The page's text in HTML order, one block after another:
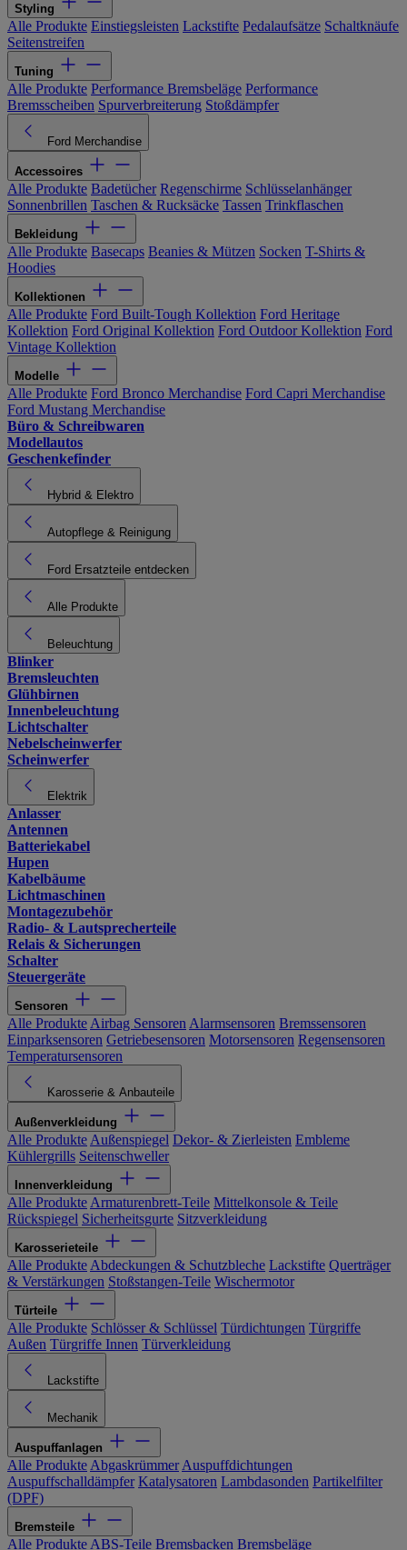
Styling
Alle Produkte Einstiegsleisten Lackstifte Pedalaufsätze Schaltknäufe
Seitenstreifen
Tuning
Alle Produkte Performance Bremsbeläge Performance
Bremsscheiben Spurverbreiterung Stoßdämpfer
Ford Merchandise
Accessoires
Alle Produkte Badetücher Regenschirme Schlüsselanhänger
Sonnenbrillen Taschen & Rucksäcke Tassen Trinkflaschen
Bekleidung
Alle Produkte Basecaps Beanies & Mützen Socken T-Shirts &
Hoodies
Kollektionen
Alle Produkte Ford Built-Tough Kollektion Ford Heritage
Kollektion Ford Original Kollektion Ford Outdoor Kollektion Ford
Vintage Kollektion
Modelle
Alle Produkte Ford Bronco Merchandise Ford Capri Merchandise
Ford Mustang Merchandise
Büro & Schreibwaren
Modellautos
Geschenkefinder
Hybrid & Elektro
Autopflege & Reinigung
Ford Ersatzteile entdecken
Alle Produkte
Beleuchtung
Blinker
Bremsleuchten
Glühbirnen
Innenbeleuchtung
Lichtschalter
Nebelscheinwerfer
Scheinwerfer
Elektrik
Anlasser
Antennen
Batteriekabel
Hupen
Kabelbäume
Lichtmaschinen
Montagezubehör
Radio- & Lautsprecherteile
Relais & Sicherungen
Schalter
Steuergeräte
Sensoren
Alle Produkte Airbag Sensoren Alarmsensoren Bremssensoren
Einparksensoren Getriebesensoren Motorsensoren Regensensoren
Temperatursensoren
Karosserie & Anbauteile
Außenverkleidung
Alle Produkte Außenspiegel Dekor- & Zierleisten Embleme
Kühlergrills Seitenschweller
Innenverkleidung
Alle Produkte Armaturenbrett-Teile Mittelkonsole & Teile
Rückspiegel Sicherheitsgurte Sitzverkleidung
Karosserieteile
Alle Produkte Abdeckungen & Schutzbleche Lackstifte Querträger
& Verstärkungen Stoßstangen-Teile Wischermotor
Türteile
Alle Produkte Schlösser & Schlüssel Türdichtungen Türgriffe
Außen Türgriffe Innen Türverkleidung
Lackstifte
Mechanik
Auspuffanlagen
Alle Produkte Abgaskrümmer Auspuffdichtungen
Auspuffschalldämpfer Katalysatoren Lambdasonden Partikelfilter
(DPF)
Bremsteile
Alle Produkte ABS-Teile Bremsbacken Bremsbeläge